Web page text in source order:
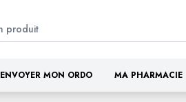
ENVOYER MON ORDO MA PHARMACIE